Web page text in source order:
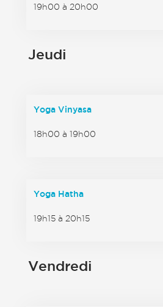
19h00 à 20h00
Jeudi
Yoga Vinyasa
18h00 à 19h00
Yoga Hatha
19h15 à 20h15
Vendredi